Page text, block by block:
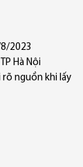
2023
Hà Nội
rõ nguồn khi lấy